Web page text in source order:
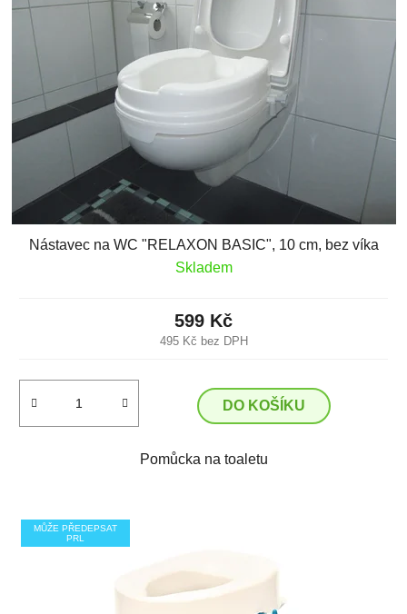
Nástavec na WC "RELAXON BASIC", 10 cm, bez víka
Skladem
495 Kč bez DPH
599 Kč
DO KOŠÍKU
Pomůcka na toaletu
MŮŽE PŘEDEPSAT
PRL